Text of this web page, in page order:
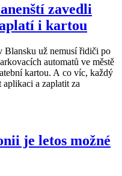
zavedli
i kartou
Blansku už nemusí řidiči po
automatů ve městě
kartou. A co víc, každý
aplikaci a zaplatit za
je letos možné